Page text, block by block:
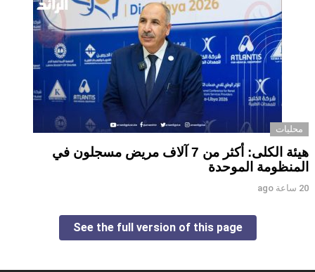
محليات
هيئة الكلى: أكثر من 7 آلاف مريض مسجلون في
المنظومة الموحدة
20 ساعة ago
See the full version of this page